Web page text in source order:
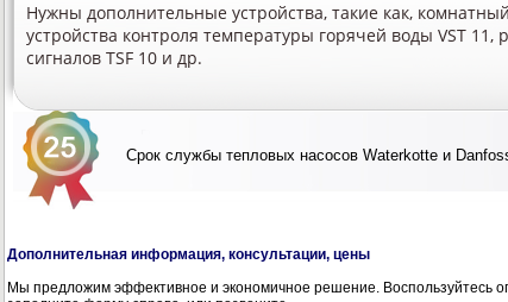
Нужны дополнительные устройства, такие как,
устройства контроля температуры горячей воды VST
сигналов TSF 10 и др.
Срок службы тепловых насосов Waterkotte и
Дополнительная информация, консультации, цены
Мы предложим эффективное и экономичное решение. Воспользуйтесь